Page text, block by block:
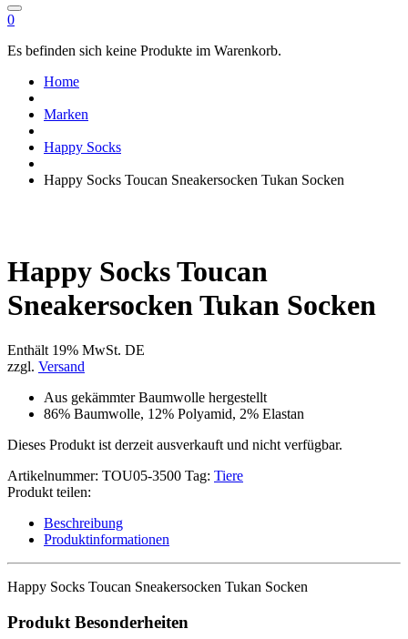
0
Es befinden sich keine Produkte im Warenkorb.
Home
Marken
Happy Socks
Happy Socks Toucan Sneakersocken Tukan Socken
Happy Socks Toucan
Sneakersocken Tukan Socken
Enthält 19% MwSt. DE
zzgl. Versand
Aus gekämmter Baumwolle hergestellt
86% Baumwolle, 12% Polyamid, 2% Elastan
Dieses Produkt ist derzeit ausverkauft und nicht verfügbar.
Artikelnummer: TOU05-3500 Tag: Tiere
Produkt teilen:
Beschreibung
Produktinformationen
Happy Socks Toucan Sneakersocken Tukan Socken
Produkt Besonderheiten